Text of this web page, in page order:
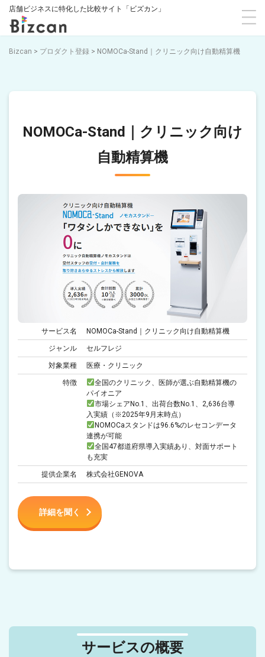
店舗ビジネスに特化した比較サイト「ビズカン」
Bizcan > プロダクト登録 > NOMOCa-Stand｜クリニック向け自動精算機
NOMOCa-Stand｜クリニック向け
自動精算機
サービス名 NOMOCa-Stand｜クリニック向け自動精算機
ジャンル セルフレジ
対象業種 医療・クリニック
特徴
全国のクリニック、医師が選ぶ自動精算機の
パイオニア
市場シェアNo.1、出荷台数No.1、2,636台導
入実績（※2025年9月末時点）
NOMOCaスタンドは96.6%のレセコンデータ
連携が可能
全国47都道府県導入実績あり、対面サポート
も充実
提供企業名 株式会社GENOVA
詳細を聞く
サービスの概要